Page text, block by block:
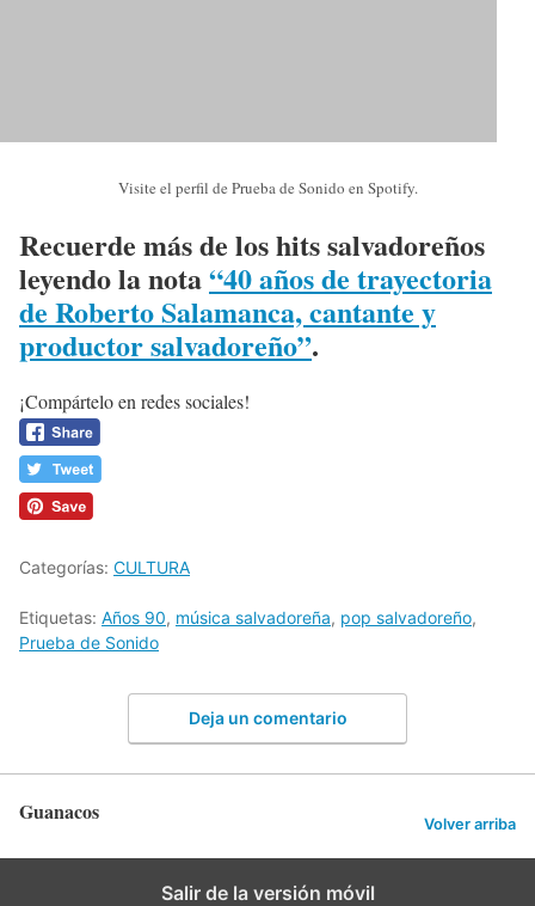
Visite el perfil de Prueba de Sonido en Spotify.
Recuerde más de los hits salvadoreños
leyendo la nota“40 años de trayectoria
de Roberto Salamanca, cantante y
productor salvadoreño”.
¡Compártelo en redes sociales!
Categorías: CULTURA
Etiquetas: Años 90, música salvadoreña, pop salvadoreño,
Prueba de Sonido
Deja un comentario
Guanacos Volver arriba
Salir de la versión móvil